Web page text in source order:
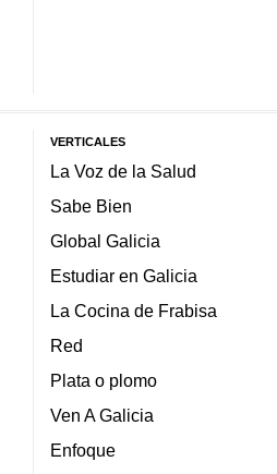
VERTICALES
La Voz de la Salud
Sabe Bien
Global Galicia
Estudiar en Galicia
La Cocina de Frabisa
Red
Plata o plomo
Ven A Galicia
Enfoque